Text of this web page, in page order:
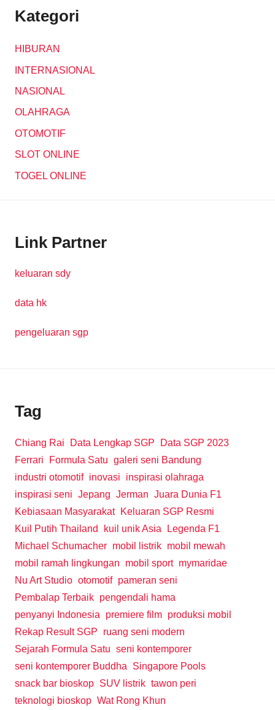
Kategori
HIBURAN
INTERNASIONAL
NASIONAL
OLAHRAGA
OTOMOTIF
SLOT ONLINE
TOGEL ONLINE
Link Partner
keluaran sdy
data hk
pengeluaran sgp
Tag
Chiang Rai Data Lengkap SGP
Data SGP 2023
Ferrari
Formula Satu galeri seni Bandung
industri otomotif inovasi
inspirasi olahraga
inspirasi seni Jepang Jerman Juara Dunia F1
Kebiasaan Masyarakat
Keluaran SGP Resmi
Kuil Putih Thailand
kuil unik Asia
Legenda F1
Michael Schumacher mobil listrik mobil mewah
mobil ramah lingkungan
mobil sport mymaridae
Nu Art Studio otomotif pameran seni
Pembalap Terbaik pengendali hama
penyanyi Indonesia
premiere film produksi mobil
Rekap Result SGP
ruang seni modern
Sejarah Formula Satu seni kontemporer
seni kontemporer Buddha
Singapore Pools
snack bar bioskop SUV listrik tawon peri
teknologi bioskop Wat Rong Khun